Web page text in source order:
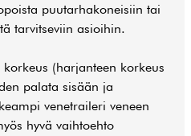
puutarhakoneisiin tai
tarvitseviin asioihin.
(harjanteen korkeus
palata sisään ja
venetraileri veneen
hyvä vaihtoehto